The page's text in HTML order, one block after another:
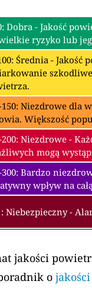
Dobra - Jakość
ryzyko lub
Średnia -
150: Niezdrowe dla
Większość
200: Niezdrowe -
mogą
300: Bardzo
wpływ na
: Niebezpieczny -
jakości
o